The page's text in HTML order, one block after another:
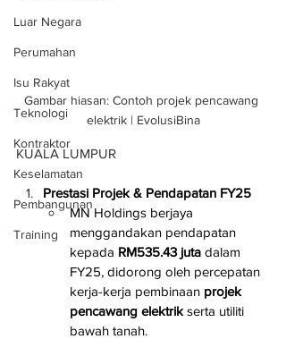
Luar Negara
Perumahan
Isu Rakyat
Teknologi
Kontraktor
Keselamatan
Pembangunan
Training
Gambar hiasan: Contoh projek pencawang
elektrik | EvolusiBina
KUALA LUMPUR
Prestasi Projek & Pendapatan FY25
MN Holdings berjaya
menggandakan pendapatan
kepada RM535.43 juta dalam
FY25, didorong oleh percepatan
kerja-kerja pembinaan projek
pencawang elektrik serta utiliti
bawah tanah.